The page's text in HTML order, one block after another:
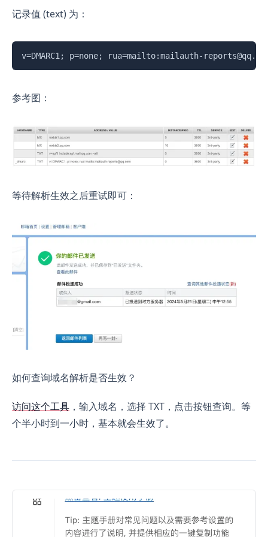
记录值 (text) 为：
v=DMARC1; p=none; rua=mailto:mailauth- 复制
参考图：
等待解析生效之后重试即可：
如何查询域名解析是否生效？
访问这个工具 ，输入域名，选择 TXT，点击按钮查询。等
个半小时到一小时，基本就会生效了。